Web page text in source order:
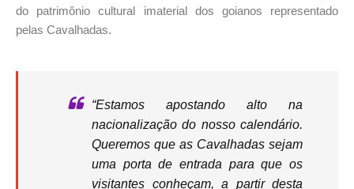
do patrimônio cultural imaterial dos goianos representado
pelas Cavalhadas.
“Estamos apostando alto na
nacionalização do nosso calendário.
Queremos que as Cavalhadas sejam
uma porta de entrada para que os
visitantes conheçam, a partir desta